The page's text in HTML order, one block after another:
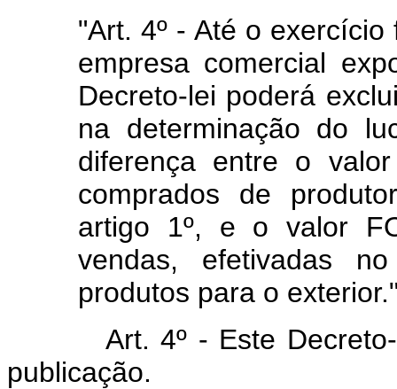
"Art. 4º - Até o
empresa comercial
Decreto-lei poderá
na determinação do
diferença entre o
comprados de
artigo 1º, e o valor
vendas, efetivadas
produtos para o
Art. 4º - Este Decreto-
publicação.